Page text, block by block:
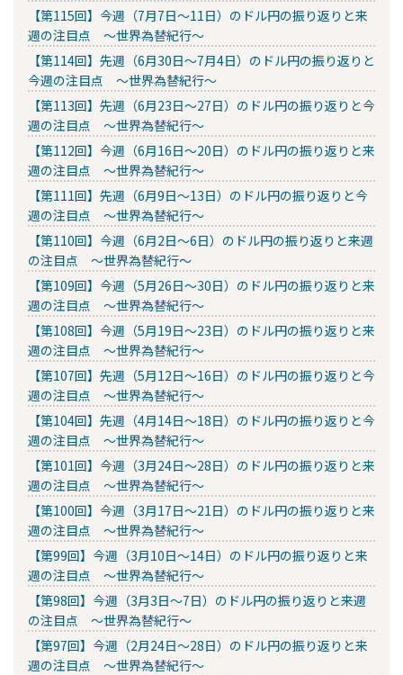
【第115回】今週（7月7日～11日）のドル円の振り返りと来
週の注目点 ～世界為替紀行～
【第114回】先週（6月30日～7月4日）のドル円の振り返りと
今週の注目点 ～世界為替紀行～
【第113回】先週（6月23日～27日）のドル円の振り返りと今
週の注目点 ～世界為替紀行～
【第112回】今週（6月16日～20日）のドル円の振り返りと来
週の注目点 ～世界為替紀行～
【第111回】先週（6月9日～13日）のドル円の振り返りと今
週の注目点 ～世界為替紀行～
【第110回】今週（6月2日～6日）のドル円の振り返りと来週
の注目点 ～世界為替紀行～
【第109回】今週（5月26日～30日）のドル円の振り返りと来
週の注目点 ～世界為替紀行～
【第108回】今週（5月19日～23日）のドル円の振り返りと来
週の注目点 ～世界為替紀行～
【第107回】先週（5月12日～16日）のドル円の振り返りと今
週の注目点 ～世界為替紀行～
【第104回】先週（4月14日～18日）のドル円の振り返りと今
週の注目点 ～世界為替紀行～
【第101回】今週（3月24日～28日）のドル円の振り返りと来
週の注目点 ～世界為替紀行～
【第100回】今週（3月17日～21日）のドル円の振り返りと来
週の注目点 ～世界為替紀行～
【第99回】今週（3月10日～14日）のドル円の振り返りと来
週の注目点 ～世界為替紀行～
【第98回】今週（3月3日～7日）のドル円の振り返りと来週
の注目点 ～世界為替紀行～
【第97回】今週（2月24日～28日）のドル円の振り返りと来
週の注目点 ～世界為替紀行～